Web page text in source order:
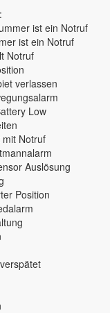
ist ein Notruf
ist ein Notruf
Notruf
verlassen
Low
Notruf
Auslösung
Position